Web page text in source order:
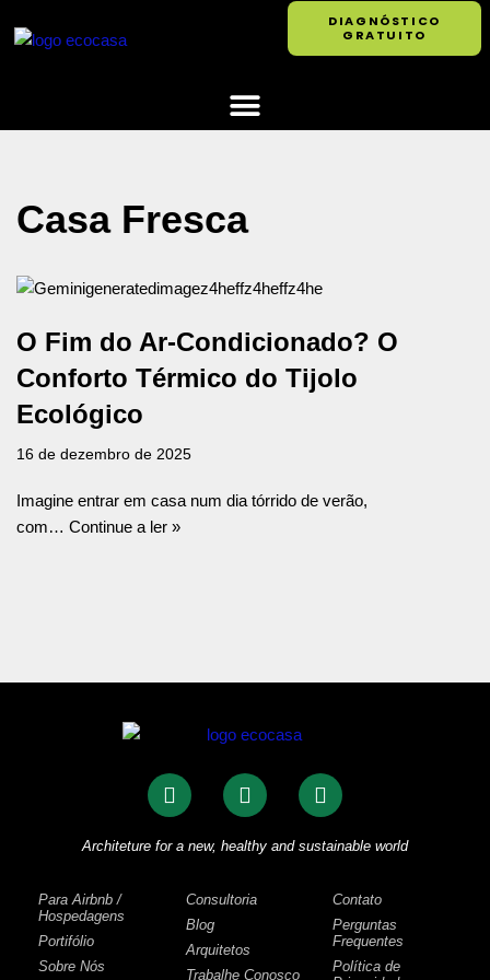
DIAGNÓSTICO
GRATUITO
Casa Fresca
O Fim do Ar-Condicionado? O
Conforto Térmico do Tijolo
Ecológico
16 de dezembro de 2025
Imagine entrar em casa num dia tórrido de verão,
com… Continue a ler »
Architeture for a new, healthy and sustainable world
Para Airbnb /
Hospedagens
Portifólio
Sobre Nós
Consultoria
Blog
Arquitetos
Trabalhe Conosco
Contato
Perguntas
Frequentes
Política de